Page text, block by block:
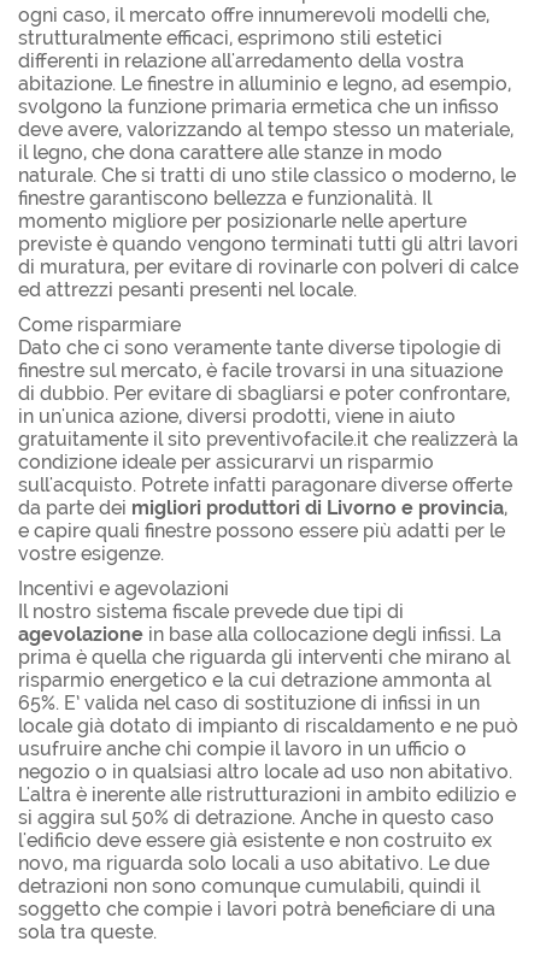
ogni caso, il mercato offre innumerevoli modelli che,
strutturalmente efficaci, esprimono stili estetici
differenti in relazione all'arredamento della vostra
abitazione. Le finestre in alluminio e legno, ad esempio,
svolgono la funzione primaria ermetica che un infisso
deve avere, valorizzando al tempo stesso un materiale,
il legno, che dona carattere alle stanze in modo
naturale. Che si tratti di uno stile classico o moderno, le
finestre garantiscono bellezza e funzionalità. Il
momento migliore per posizionarle nelle aperture
previste è quando vengono terminati tutti gli altri lavori
di muratura, per evitare di rovinarle con polveri di calce
ed attrezzi pesanti presenti nel locale.
Come risparmiare
Dato che ci sono veramente tante diverse tipologie di
finestre sul mercato, è facile trovarsi in una situazione
di dubbio. Per evitare di sbagliarsi e poter confrontare,
in un'unica azione, diversi prodotti, viene in aiuto
gratuitamente il sito preventivofacile.it che realizzerà la
condizione ideale per assicurarvi un risparmio
sull'acquisto. Potrete infatti paragonare diverse offerte
da parte dei migliori produttori di Livorno e provincia,
e capire quali finestre possono essere più adatti per le
vostre esigenze.
Incentivi e agevolazioni
Il nostro sistema fiscale prevede due tipi di
agevolazione in base alla collocazione degli infissi. La
prima è quella che riguarda gli interventi che mirano al
risparmio energetico e la cui detrazione ammonta al
65%. E’ valida nel caso di sostituzione di infissi in un
locale già dotato di impianto di riscaldamento e ne può
usufruire anche chi compie il lavoro in un ufficio o
negozio o in qualsiasi altro locale ad uso non abitativo.
L'altra è inerente alle ristrutturazioni in ambito edilizio e
si aggira sul 50% di detrazione. Anche in questo caso
l'edificio deve essere già esistente e non costruito ex
novo, ma riguarda solo locali a uso abitativo. Le due
detrazioni non sono comunque cumulabili, quindi il
soggetto che compie i lavori potrà beneficiare di una
sola tra queste.